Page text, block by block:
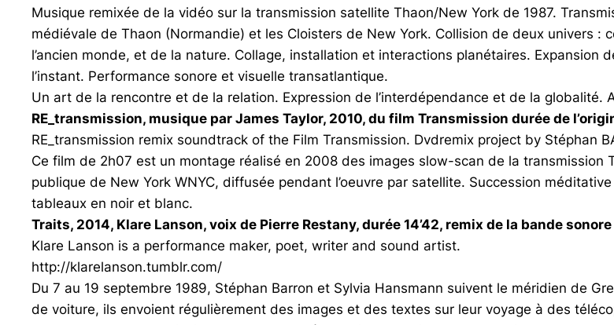
Musique remixée de la vidéo sur la transmission satellite Thaon/New York de 1987.
médiévale de Thaon (Normandie) et les Cloisters de New York. Collision de deux univers
l’ancien monde, et de la nature. Collage, installation et interactions planétaires. Expansion
l’instant. Performance sonore et visuelle transatlantique.
Un art de la rencontre et de la relation. Expression de l’interdépendance et de la globalité.
RE_transmission, musique par James Taylor, 2010, du film Transmission durée de
RE_transmission remix soundtrack of the Film Transmission. Dvdremix project by Stéphan
Ce film de 2h07 est un montage réalisé en 2008 des images slow-scan de la
publique de New York WNYC, diffusée pendant l’oeuvre par satellite. Succession
tableaux en noir et blanc.
Traits, 2014, Klare Lanson, voix de Pierre Restany, durée 14’42, remix de la bande
Klare Lanson is a performance maker, poet, writer and sound artist.
http://klarelanson.tumblr.com/
Du 7 au 19 septembre 1989, Stéphan Barron et Sylvia Hansmann suivent le méridien de
de voiture, ils envoient régulièrement des images et des textes sur leur voyage à des